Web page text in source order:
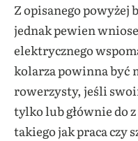
Z opisanego powyżej
jednak pewien
elektrycznego
kolarza powinna być
rowerzysty, jeśli
tylko lub głównie do
takiego jak praca czy